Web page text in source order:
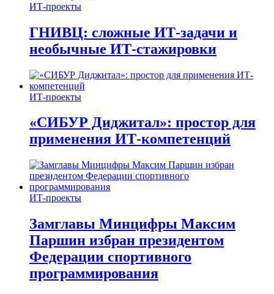
ИТ-проекты
ГНИВЦ: сложные ИТ‑задачи и
необычные ИТ‑стажировки
ИТ-проекты
«СИБУР Диджитал»: простор для
применения ИТ-компетенций
ИТ-проекты
Замглавы Минцифры Максим
Паршин избран президентом
Федерации спортивного
программирования